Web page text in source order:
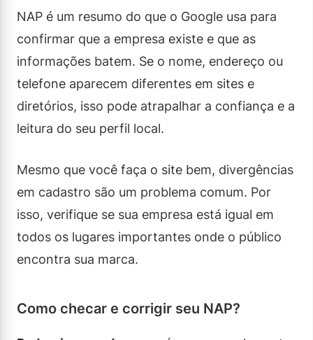
NAP é um resumo do que o Google usa para
confirmar que a empresa existe e que as
informações batem. Se o nome, endereço ou
telefone aparecem diferentes em sites e
diretórios, isso pode atrapalhar a confiança e a
leitura do seu perfil local.
Mesmo que você faça o site bem, divergências
em cadastro são um problema comum. Por
isso, verifique se sua empresa está igual em
todos os lugares importantes onde o público
encontra sua marca.
Como checar e corrigir seu NAP?